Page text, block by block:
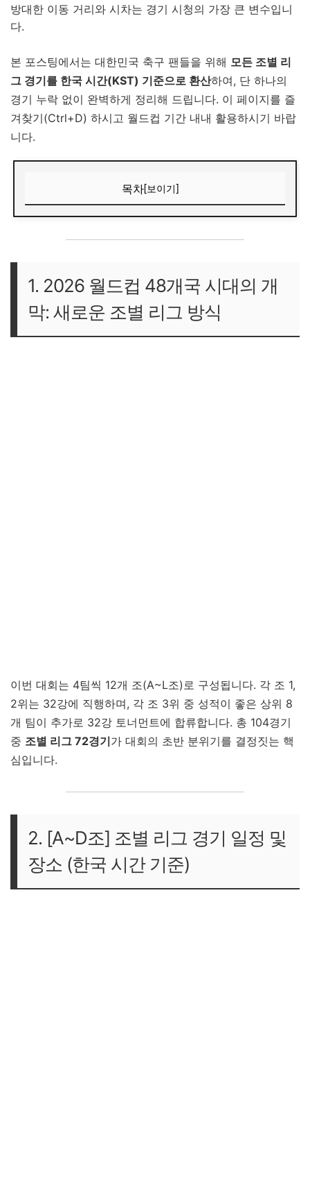
방대한 이동 거리와 시차는 경기 시청의 가장 큰 변수입니
다.
본 포스팅에서는 대한민국 축구 팬들을 위해 모든 조별 리
그 경기를 한국 시간(KST) 기준으로 환산하여, 단 하나의
경기 누락 없이 완벽하게 정리해 드립니다. 이 페이지를 즐
겨찾기(Ctrl+D) 하시고 월드컵 기간 내내 활용하시기 바랍
니다.
목차[보이기]
4. [I~L조] 조별 리그 경기 일정 및 장소 (한국 시간 기준)
5. 대한민국 국가대표팀 조별 예선 '죽음의 조' 생존 전략
6. 2026 월드컵 성공적인 시청을 위한 필수 체크리스트 (FAQ)
1. 2026 월드컵 48개국 시대의 개
막: 새로운 조별 리그 방식
이번 대회는 4팀씩 12개 조(A~L조)로 구성됩니다. 각 조 1,
2위는 32강에 직행하며, 각 조 3위 중 성적이 좋은 상위 8
개 팀이 추가로 32강 토너먼트에 합류합니다. 총 104경기
중 조별 리그 72경기가 대회의 초반 분위기를 결정짓는 핵
심입니다.
2. [A~D조] 조별 리그 경기 일정 및
장소 (한국 시간 기준)